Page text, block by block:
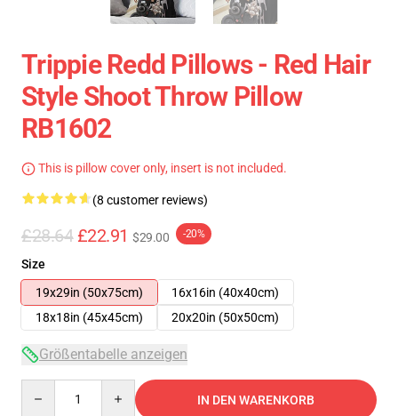
Trippie Redd Pillows - Red Hair
Style Shoot Throw Pillow
RB1602
This is pillow cover only, insert is not included.
(8 customer reviews)
£28.64 £22.91 $29.00 -20%
Size
19x29in (50x75cm)
16x16in (40x40cm)
18x18in (45x45cm)
20x20in (50x50cm)
Größentabelle anzeigen
IN DEN WARENKORB